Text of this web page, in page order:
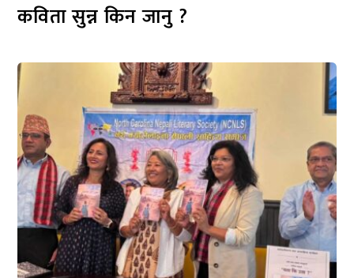
कविता सुन्न किन जानु ?